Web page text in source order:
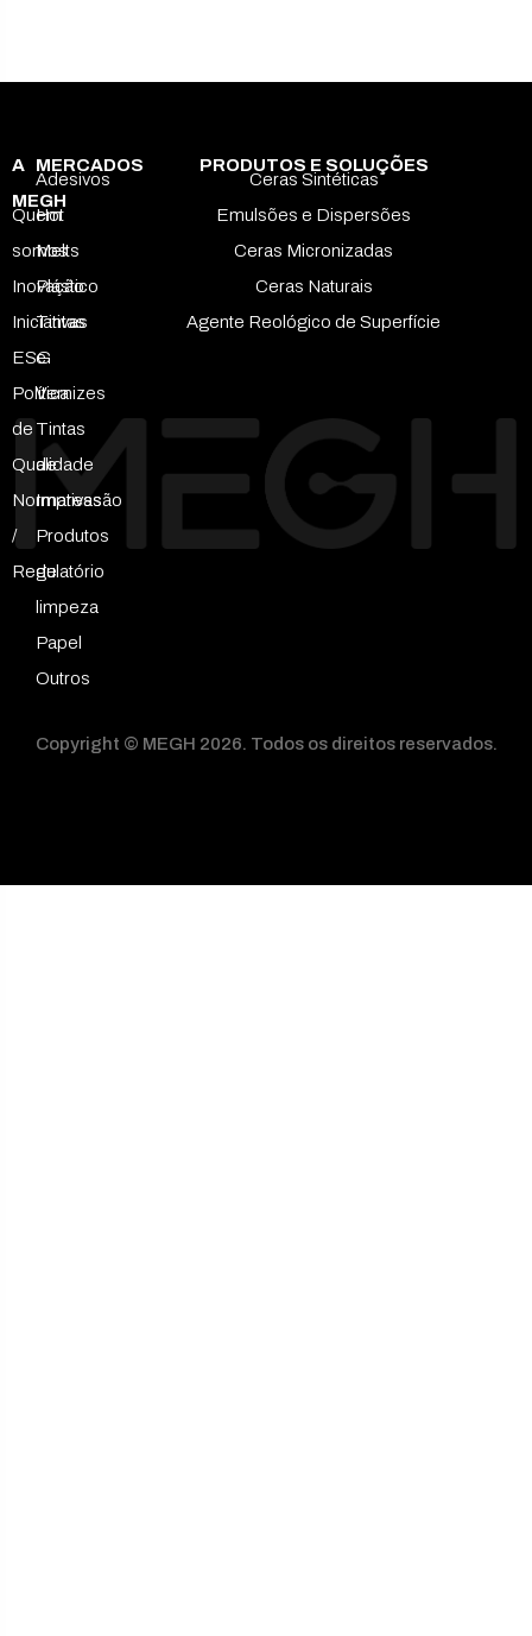
A
MEGH
Quem
somos
Inovação
Iniciativas
ESG
Política
de
Qualidade
Normativas
/
Regulatório
MERCADOS
Adesivos
Hot
Melts
Plástico
Tintas
e
Vernizes
Tintas
de
Impressão
Produtos
de
limpeza
Papel
Outros
PRODUTOS E SOLUÇÕES
Ceras Sintéticas
Emulsões e Dispersões
Ceras Micronizadas
Ceras Naturais
Agente Reológico de Superfície
Copyright © MEGH 2026. Todos os direitos reservados.